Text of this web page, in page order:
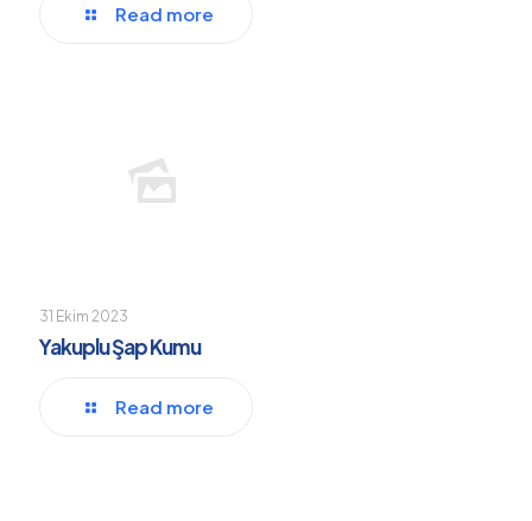
Read more
31 Ekim 2023
Yakuplu Şap Kumu
Read more